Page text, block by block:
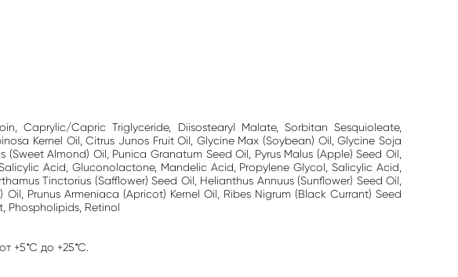
Caprylic/Capric Triglyceride, Diisostearyl Malate, Sorbitan Sesquioleate,
Kernel Oil, Citrus Junos Fruit Oil, Glycine Max (Soybean) Oil, Glycine Soja
Almond) Oil, Punica Granatum Seed Oil, Pyrus Malus (Apple) Seed Oil,
Acid, Gluconolactone, Mandelic Acid, Propylene Glycol, Salicylic Acid,
Tinctorius (Safflower) Seed Oil, Helianthus Annuus (Sunflower) Seed Oil,
Prunus Armeniaca (Apricot) Kernel Oil, Ribes Nigrum (Black Currant) Seed
Phospholipids, Retinol
+5*С до +25*С.